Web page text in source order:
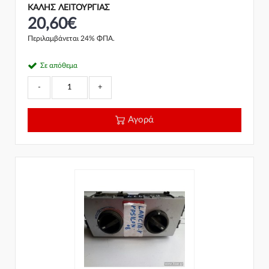
ΚΑΛΗΣ ΛΕΙΤΟΥΡΓΙΑΣ
20,60€
Περιλαμβάνεται 24% ΦΠΑ.
Σε απόθεμα
- +
Αγορά